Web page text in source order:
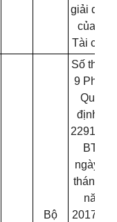
giải
của Bộ
Tài chính
Bộ
Số thứ tự
9 Phần I
Quyết
định số
2291/
BTC
ngày 06
tháng 11
năm
2017 của